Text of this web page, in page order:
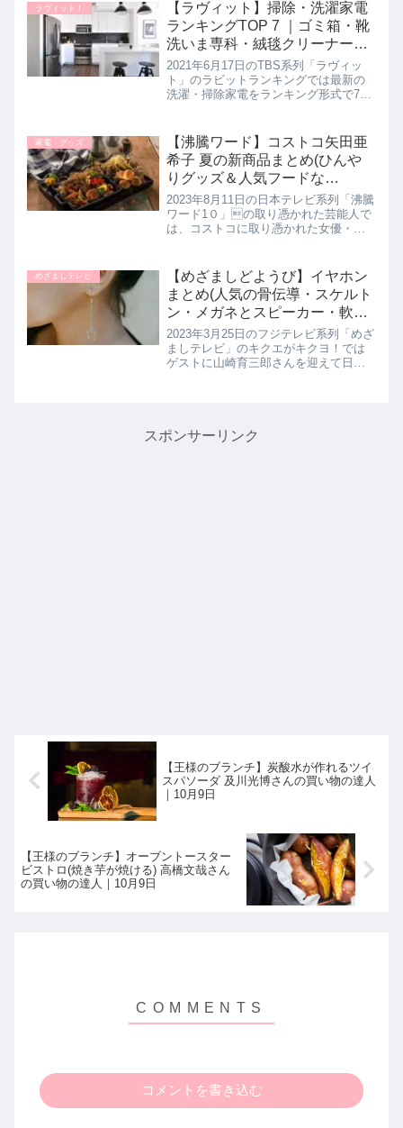
す。サタプラ独自の方法で選出された
買って損しないバウムクーヘン...
ラヴィット！
【ラヴィット】掃除・洗濯家電
ランキングTOP 7 ｜ゴミ箱・靴
洗いま専科・絨毯クリーナーな
ど！ラビット
2021年6月17日のTBS系列「ラヴィッ
ト」のラビットランキングでは最新の
洗濯・掃除家電をランキング形式で7選
なる最新家電は必見です。>>ラヴィッ
ト記事一覧はこちらプロも絶...
家電・グッズ
【沸騰ワード】コストコ矢田亜
希子 夏の新商品まとめ(ひんや
りグッズ＆人気フードな
ど)2023年8月11日
2023年8月11日の日本テレビ系列「沸騰
ワード1０」の取り憑かれた芸能人で
は、コストコに取り憑かれた女優・矢
め！前回は弟子の大西さん＆野呂さん
の弟子対決として初夏の新商品...
めざましテレビ
【めざましどようび】イヤホン
まとめ(人気の骨伝導・スケルト
ン・メガネとスピーカー・軟骨
伝導イヤホンなど)山崎育三郎さ
んと。めざましテレビ｜3月25
日
2023年3月25日のフジテレビ系列「めざ
ましテレビ」のキクエがキクヨ！では
ゲストに山崎育三郎さんを迎えて日本
スポンサーリンク
【王様のブランチ】炭酸水が作れるツイ
スパソーダ 及川光博さんの買い物の達人
｜10月9日
【王様のブランチ】オーブントースター
ビストロ(焼き芋が焼ける) 高橋文哉さん
の買い物の達人｜10月9日
コメントを書き込む